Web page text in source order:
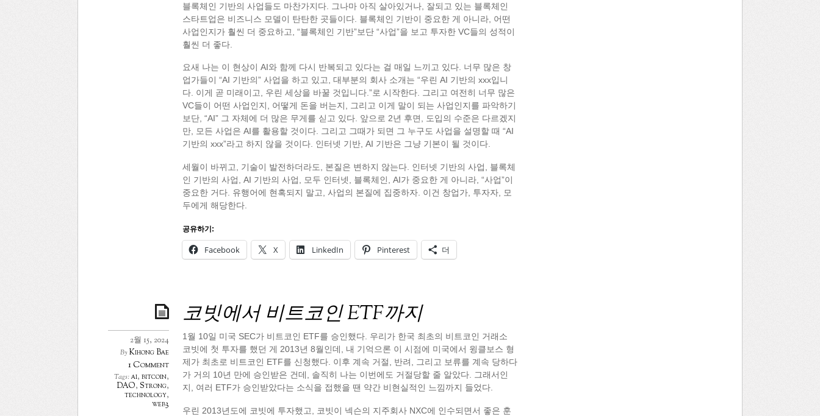
블록체인 기반의 사업들도 마찬가지다. 그나마 아직 살아있거나, 잘되고 있는 블록체인
스타트업은 비즈니스 모델이 탄탄한 곳들이다. 블록체인 기반이 중요한 게 아니라, 어떤
사업인지가 훨씬 더 중요하고, “블록체인 기반”보단 “사업”을 보고 투자한 VC들의 성적이
훨씬 더 좋다.
요새 나는 이 현상이 AI와 함께 다시 반복되고 있다는 걸 매일 느끼고 있다. 너무 많은 창
업가들이 “AI 기반의” 사업을 하고 있고, 대부분의 회사 소개는 “우린 AI 기반의 xxx입니
다. 이게 곧 미래이고, 우린 세상을 바꿀 것입니다.”로 시작한다. 그리고 여전히 너무 많은
VC들이 어떤 사업인지, 어떻게 돈을 버는지, 그리고 이게 말이 되는 사업인지를 파악하기
보단, “AI” 그 자체에 더 많은 무게를 싣고 있다. 앞으로 2년 후면, 도입의 수준은 다르겠지
만, 모든 사업은 AI를 활용할 것이다. 그리고 그때가 되면 그 누구도 사업을 설명할 때 “AI
기반의 xxx”라고 하지 않을 것이다. 인터넷 기반, AI 기반은 그냥 기본이 될 것이다.
세월이 바뀌고, 기술이 발전하더라도, 본질은 변하지 않는다. 인터넷 기반의 사업, 블록체
인 기반의 사업, AI 기반의 사업, 모두 인터넷, 블록체인, AI가 중요한 게 아니라, “사업”이
중요한 거다. 유행어에 현혹되지 말고, 사업의 본질에 집중하자. 이건 창업가, 투자자, 모
두에게 해당한다.
공유하기:
Facebook X LinkedIn Pinterest 더
코빗에서 비트코인 ETF까지
2월 15, 2024
ByKihong Bae
1 Comment
Tags:ai, bitcoin,
DAO, Strong,
technology,
web3
1월 10일 미국 SEC가 비트코인 ETF를 승인했다. 우리가 한국 최초의 비트코인 거래소
코빗에 첫 투자를 했던 게 2013년 8월인데, 내 기억으론 이 시점에 미국에서 윙클보스 형
제가 최초로 비트코인 ETF를 신청했다. 이후 계속 거절, 반려, 그리고 보류를 계속 당하다
가 거의 10년 만에 승인받은 건데, 솔직히 나는 이번에도 거절당할 줄 알았다. 그래서인
지, 여러 ETF가 승인받았다는 소식을 접했을 땐 약간 비현실적인 느낌까지 들었다.
우린 2013년도에 코빗에 투자했고, 코빗이 넥슨의 지주회사 NXC에 인수되면서 좋은 훈